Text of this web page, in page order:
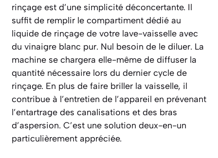
rinçage est d’une simplicité déconcertante. Il
suffit de remplir le compartiment dédié au
liquide de rinçage de votre lave-vaisselle avec
du vinaigre blanc pur. Nul besoin de le diluer. La
machine se chargera elle-même de diffuser la
quantité nécessaire lors du dernier cycle de
rinçage. En plus de faire briller la vaisselle, il
contribue à l’entretien de l’appareil en prévenant
l’entartrage des canalisations et des bras
d’aspersion. C’est une solution deux-en-un
particulièrement appréciée.